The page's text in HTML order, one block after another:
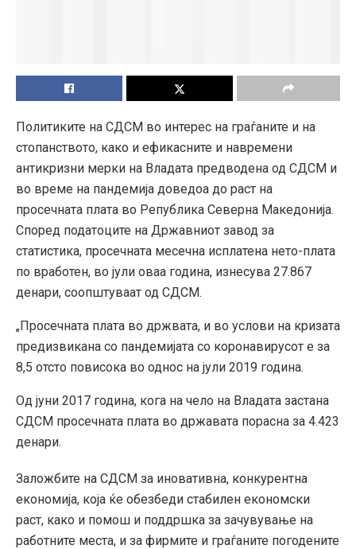
Политиките на СДСМ во интерес на граѓаните и на
стопанството, како и ефикасните и навремени
антикризни мерки на Владата предводена од СДСМ и
во време на пандемија доведоа до раст на
просечната плата во Република Северна Македонија.
Според податоците на Државниот завод за
статистика, просечната месечна исплатена нето-плата
по вработен, во јули оваа година, изнесува 27.867
денари, соопштуваат од СДСМ.
„Просечната плата во држвата, и во услови на кризата
предизвикана со пандемијата со коронавирусот е за
8,5 отсто повисока во однос на јули 2019 година.
Од јуни 2017 година, кога на чело на Владата застана
СДСМ просечната плата во државата порасна за 4.423
денари.
Заложбите на СДСМ за иновативна, конкурентна
економија, која ќе обезбеди стабилен економски
раст, како и помош и поддршка за зачувување на
работните места, и за фирмите и граѓаните погодените